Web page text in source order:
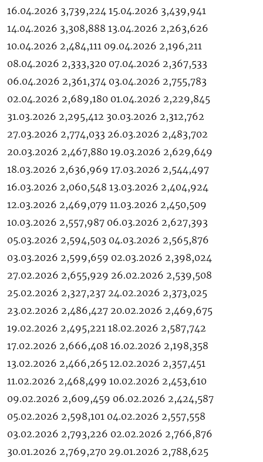
16.04.2026 3,739,224 15.04.2026 3,439,941
14.04.2026 3,308,888 13.04.2026 2,263,626
10.04.2026 2,484,111 09.04.2026 2,196,211
08.04.2026 2,333,320 07.04.2026 2,367,533
06.04.2026 2,361,374 03.04.2026 2,755,783
02.04.2026 2,689,180 01.04.2026 2,229,845
31.03.2026 2,295,412 30.03.2026 2,312,762
27.03.2026 2,774,033 26.03.2026 2,483,702
20.03.2026 2,467,880 19.03.2026 2,629,649
18.03.2026 2,636,969 17.03.2026 2,544,497
16.03.2026 2,060,548 13.03.2026 2,404,924
12.03.2026 2,469,079 11.03.2026 2,450,509
10.03.2026 2,557,987 06.03.2026 2,627,393
05.03.2026 2,594,503 04.03.2026 2,565,876
03.03.2026 2,599,659 02.03.2026 2,398,024
27.02.2026 2,655,929 26.02.2026 2,539,508
25.02.2026 2,327,237 24.02.2026 2,373,025
23.02.2026 2,486,427 20.02.2026 2,469,675
19.02.2026 2,495,221 18.02.2026 2,587,742
17.02.2026 2,666,408 16.02.2026 2,198,358
13.02.2026 2,466,265 12.02.2026 2,357,451
11.02.2026 2,468,499 10.02.2026 2,453,610
09.02.2026 2,609,459 06.02.2026 2,424,587
05.02.2026 2,598,101 04.02.2026 2,557,558
03.02.2026 2,793,226 02.02.2026 2,766,876
30.01.2026 2,769,270 29.01.2026 2,788,625